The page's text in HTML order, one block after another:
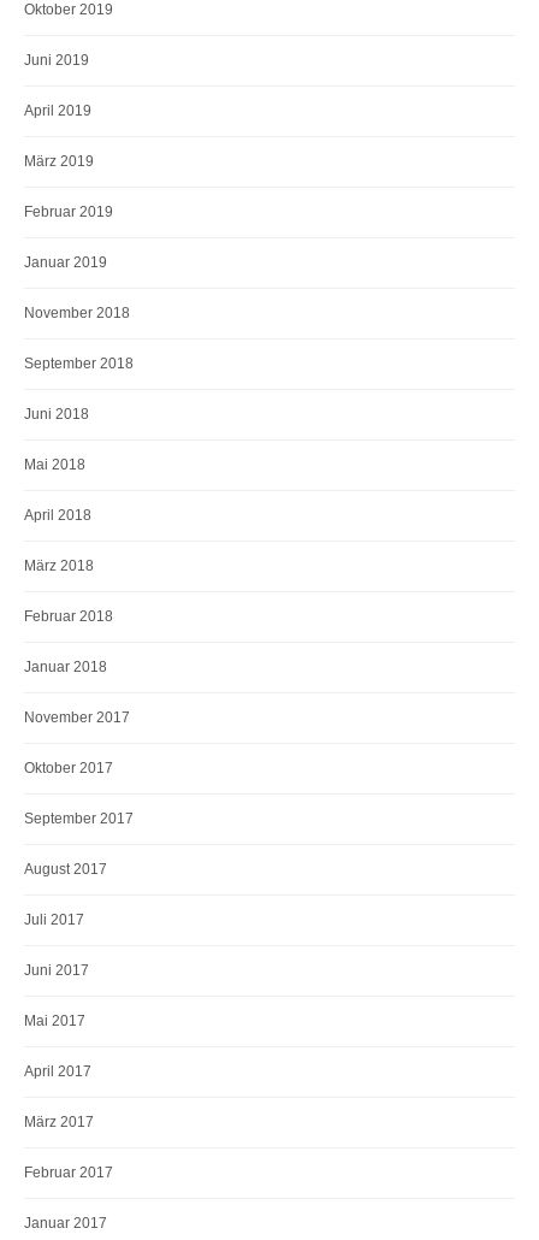
Oktober 2019
Juni 2019
April 2019
März 2019
Februar 2019
Januar 2019
November 2018
September 2018
Juni 2018
Mai 2018
April 2018
März 2018
Februar 2018
Januar 2018
November 2017
Oktober 2017
September 2017
August 2017
Juli 2017
Juni 2017
Mai 2017
April 2017
März 2017
Februar 2017
Januar 2017